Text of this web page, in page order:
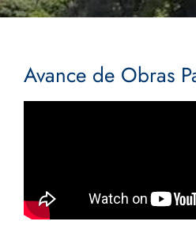
Avance de Obras